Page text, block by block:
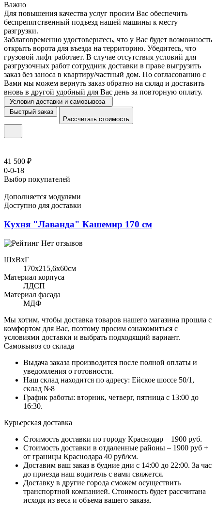
Важно
Для повышения качества услуг просим Вас обеспечить
беспрепятственный подъезд нашей машины к месту
разгрузки.
Заблаговременно удостоверьтесь, что у Вас будет возможность
открыть ворота для въезда на территорию. Убедитесь, что
грузовой лифт работает. В случае отсутствия условий для
разгрузочных работ сотрудник доставки в праве выгрузить
заказ без заноса в квартиру/частный дом. По согласованию с
Вами мы можем вернуть заказ обратно на склад и доставить
вновь в другой удобный для Вас день за повторную оплату.
Условия доставки и самовывоза
Быстрый заказ
Рассчитать стоимость
41 500 ₽
0-0-18
Выбор покупателей
Дополняется модулями
Доступно для доставки
Кухня "Лаванда" Кашемир 170 см
Нет отзывов
ШхВхГ
170x215,6х60см
Материал корпуса
ЛДСП
Материал фасада
МДФ
Мы хотим, чтобы доставка товаров нашего магазина прошла с
комфортом для Вас, поэтому просим ознакомиться с
условиями доставки и выбрать подходящий вариант.
Самовывоз со склада
Выдача заказа производится после полной оплаты и
уведомления о готовности.
Наш склад находится по адресу: Ейское шоссе 50/1,
склад №8
График работы: вторник, четверг, пятница с 13:00 до
16:30.
Курьерская доставка
Стоимость доставки по городу Краснодар – 1900 руб.
Стоимость доставки в отдаленные районы – 1900 руб +
от границы Краснодара 40 руб/км.
Доставим ваш заказ в будние дни с 14:00 до 22:00. За час
до приезда наш водитель с вами свяжется.
Доставку в другие города сможем осуществить
транспортной компанией. Стоимость будет рассчитана
исходя из веса и объема вашего заказа.